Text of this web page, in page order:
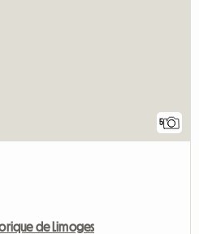
5
de Limoges